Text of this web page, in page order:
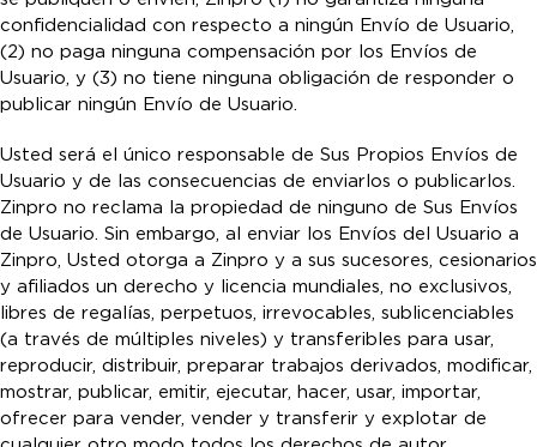
confidencialidad con respecto a ningún Envío de Usuario,
(2) no paga ninguna compensación por los Envíos de
Usuario, y (3) no tiene ninguna obligación de responder o
publicar ningún Envío de Usuario.
Usted será el único responsable de Sus Propios Envíos de
Usuario y de las consecuencias de enviarlos o publicarlos.
Zinpro no reclama la propiedad de ninguno de Sus Envíos
de Usuario. Sin embargo, al enviar los Envíos del Usuario a
Zinpro, Usted otorga a Zinpro y a sus sucesores, cesionarios
y afiliados un derecho y licencia mundiales, no exclusivos,
libres de regalías, perpetuos, irrevocables, sublicenciables
(a través de múltiples niveles) y transferibles para usar,
reproducir, distribuir, preparar trabajos derivados, modificar,
mostrar, publicar, emitir, ejecutar, hacer, usar, importar,
ofrecer para vender, vender y transferir y explotar de